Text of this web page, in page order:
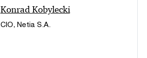
Konrad Kobylecki
CIO, Netia S.A.